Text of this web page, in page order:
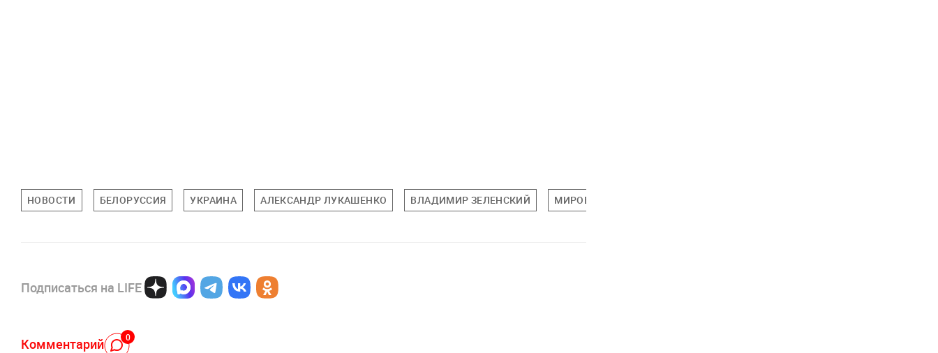
НОВОСТИ БЕЛОРУССИЯ УКРАИНА АЛЕКСАНДР ЛУКАШЕНКО ВЛАДИМИР ЗЕЛЕНСКИЙ МИРОВАЯ ПОЛИТИКА
Подписаться на LIFE
Комментарий 0